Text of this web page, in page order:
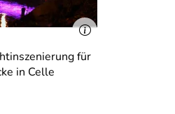
für
in Celle